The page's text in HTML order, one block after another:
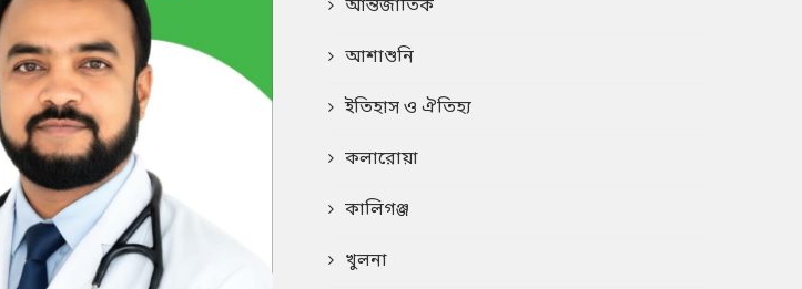
আন্তর্জাতিক
আশাশুনি
ইতিহাস ও ঐতিহ্য
কলারোয়া
কালিগঞ্জ
খুলনা